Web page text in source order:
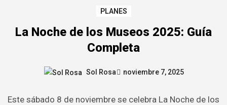
PLANES
La Noche de los Museos 2025: Guía
Completa
Sol Rosa noviembre 7, 2025
Este sábado 8 de noviembre se celebra La Noche de los